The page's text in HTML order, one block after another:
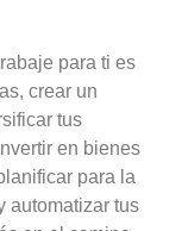
para ti es
crear un
tus
en bienes
para la
automatizar tus